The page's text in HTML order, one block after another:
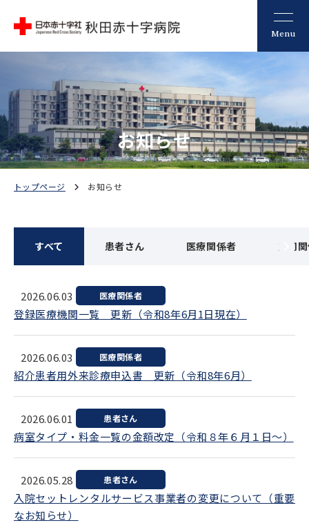
Menu
お知らせ
トップページ お知らせ
すべて 患者さん 医療関係者 採用
2026.06.03 医療関係者
登録医療機関一覧 更新（令和8年6月1日現在）
2026.06.03 医療関係者
紹介患者用外来診療申込書 更新（令和8年6月）
2026.06.01 患者さん
病室タイプ・料金一覧の金額改定（令和８年６月１日～）
2026.05.28 患者さん
入院セットレンタルサービス事業者の変更について（重要
なお知らせ）